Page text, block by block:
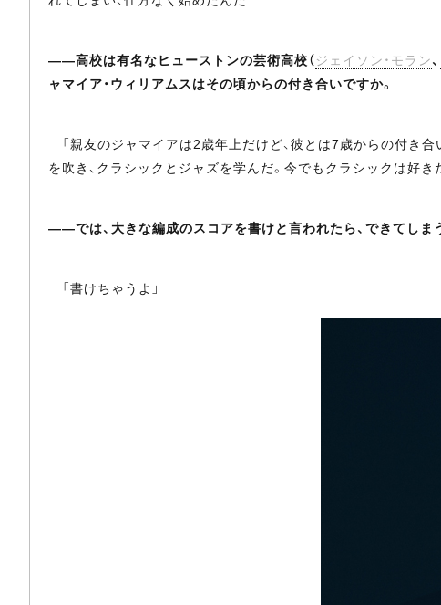
――高校は有名なヒューストンの芸術高校（ジェイソン・モラン、
ャマイア・ウィリアムスはその頃からの付き合いですか。
「親友のジャマイアは2歳年上だけど、彼とは7歳からの付き
を吹き、クラシックとジャズを学んだ。今でもクラシックは好き
――では、大きな編成のスコアを書けと言われたら、できてしま
「書けちゃうよ」